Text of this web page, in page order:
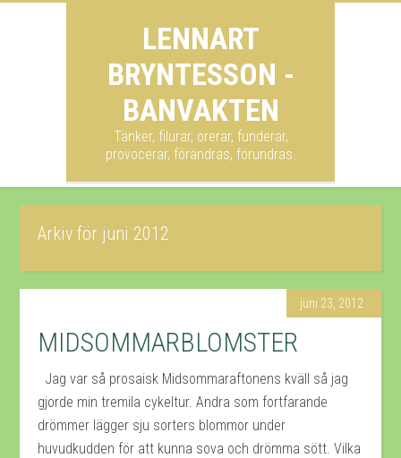
LENNART
BRYNTESSON -
BANVAKTEN
Tänker, filurar, orerar, funderar,
provocerar, förändras, förundras.
Arkiv för juni 2012
juni 23, 2012
MIDSOMMARBLOMSTER
Jag var så prosaisk Midsommaraftonens kväll så jag
gjorde min tremila cykeltur. Andra som fortfarande
drömmer lägger sju sorters blommor under
huvudkudden för att kunna sova och drömma sött. Vilka